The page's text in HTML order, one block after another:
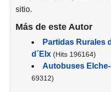
sitio.
Más de este Autor
Partidas Rurales
d´Elx (Hits 196164)
Autobuses
69312)